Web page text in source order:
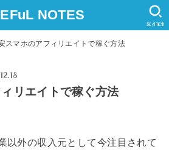
NOTES
SEARCH
スマホのアフィリエイトで稼ぐ方法
リエイトで稼ぐ方法
以外の収入元として今注目されて